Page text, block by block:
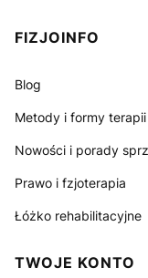
FIZJOINFO
Blog
Metody i formy terapii
Nowości i porady
Prawo i fzjoterapia
Łóżko rehabilitacyjne
TWOJE KONTO